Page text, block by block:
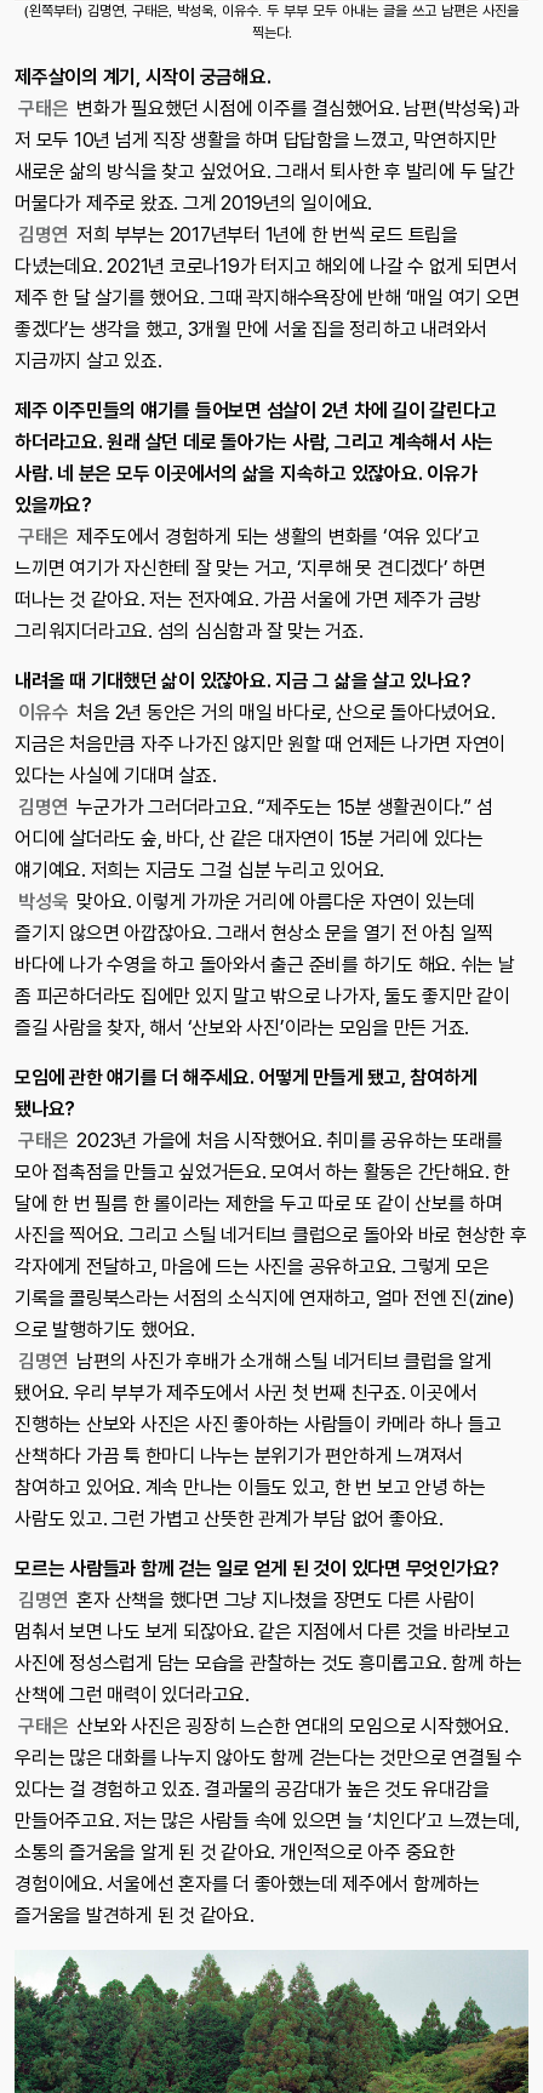
(왼쪽부터) 김명연, 구태은, 박성욱, 이유수. 두 부부 모두 아내는 글을 쓰고 남편은 사진을
찍는다.
제주살이의 계기, 시작이 궁금해요.
구태은 변화가 필요했던 시점에 이주를 결심했어요. 남편(박성욱)과
저 모두 10년 넘게 직장 생활을 하며 답답함을 느꼈고, 막연하지만
새로운 삶의 방식을 찾고 싶었어요. 그래서 퇴사한 후 발리에 두 달간
머물다가 제주로 왔죠. 그게 2019년의 일이에요.
김명연 저희 부부는 2017년부터 1년에 한 번씩 로드 트립을
다녔는데요. 2021년 코로나19가 터지고 해외에 나갈 수 없게 되면서
제주 한 달 살기를 했어요. 그때 곽지해수욕장에 반해 ‘매일 여기 오면
좋겠다’는 생각을 했고, 3개월 만에 서울 집을 정리하고 내려와서
지금까지 살고 있죠.
제주 이주민들의 얘기를 들어보면 섬살이 2년 차에 길이 갈린다고
하더라고요. 원래 살던 데로 돌아가는 사람, 그리고 계속해서 사는
사람. 네 분은 모두 이곳에서의 삶을 지속하고 있잖아요. 이유가
있을까요?
구태은 제주도에서 경험하게 되는 생활의 변화를 ‘여유 있다’고
느끼면 여기가 자신한테 잘 맞는 거고, ‘지루해 못 견디겠다’ 하면
떠나는 것 같아요. 저는 전자예요. 가끔 서울에 가면 제주가 금방
그리워지더라고요. 섬의 심심함과 잘 맞는 거죠.
내려올 때 기대했던 삶이 있잖아요. 지금 그 삶을 살고 있나요?
이유수 처음 2년 동안은 거의 매일 바다로, 산으로 돌아다녔어요.
지금은 처음만큼 자주 나가진 않지만 원할 때 언제든 나가면 자연이
있다는 사실에 기대며 살죠.
김명연 누군가가 그러더라고요. “제주도는 15분 생활권이다.” 섬
어디에 살더라도 숲, 바다, 산 같은 대자연이 15분 거리에 있다는
얘기예요. 저희는 지금도 그걸 십분 누리고 있어요.
박성욱 맞아요. 이렇게 가까운 거리에 아름다운 자연이 있는데
즐기지 않으면 아깝잖아요. 그래서 현상소 문을 열기 전 아침 일찍
바다에 나가 수영을 하고 돌아와서 출근 준비를 하기도 해요. 쉬는 날
좀 피곤하더라도 집에만 있지 말고 밖으로 나가자, 둘도 좋지만 같이
즐길 사람을 찾자, 해서 ‘산보와 사진’이라는 모임을 만든 거죠.
모임에 관한 얘기를 더 해주세요. 어떻게 만들게 됐고, 참여하게
됐나요?
구태은 2023년 가을에 처음 시작했어요. 취미를 공유하는 또래를
모아 접촉점을 만들고 싶었거든요. 모여서 하는 활동은 간단해요. 한
달에 한 번 필름 한 롤이라는 제한을 두고 따로 또 같이 산보를 하며
사진을 찍어요. 그리고 스틸 네거티브 클럽으로 돌아와 바로 현상한 후
각자에게 전달하고, 마음에 드는 사진을 공유하고요. 그렇게 모은
기록을 콜링북스라는 서점의 소식지에 연재하고, 얼마 전엔 진(zine)
으로 발행하기도 했어요.
김명연 남편의 사진가 후배가 소개해 스틸 네거티브 클럽을 알게
됐어요. 우리 부부가 제주도에서 사귄 첫 번째 친구죠. 이곳에서
진행하는 산보와 사진은 사진 좋아하는 사람들이 카메라 하나 들고
산책하다 가끔 툭 한마디 나누는 분위기가 편안하게 느껴져서
참여하고 있어요. 계속 만나는 이들도 있고, 한 번 보고 안녕 하는
사람도 있고. 그런 가볍고 산뜻한 관계가 부담 없어 좋아요.
모르는 사람들과 함께 걷는 일로 얻게 된 것이 있다면 무엇인가요?
김명연 혼자 산책을 했다면 그냥 지나쳤을 장면도 다른 사람이
멈춰서 보면 나도 보게 되잖아요. 같은 지점에서 다른 것을 바라보고
사진에 정성스럽게 담는 모습을 관찰하는 것도 흥미롭고요. 함께 하는
산책에 그런 매력이 있더라고요.
구태은 산보와 사진은 굉장히 느슨한 연대의 모임으로 시작했어요.
우리는 많은 대화를 나누지 않아도 함께 걷는다는 것만으로 연결될 수
있다는 걸 경험하고 있죠. 결과물의 공감대가 높은 것도 유대감을
만들어주고요. 저는 많은 사람들 속에 있으면 늘 ‘치인다’고 느꼈는데,
소통의 즐거움을 알게 된 것 같아요. 개인적으로 아주 중요한
경험이에요. 서울에선 혼자를 더 좋아했는데 제주에서 함께하는
즐거움을 발견하게 된 것 같아요.